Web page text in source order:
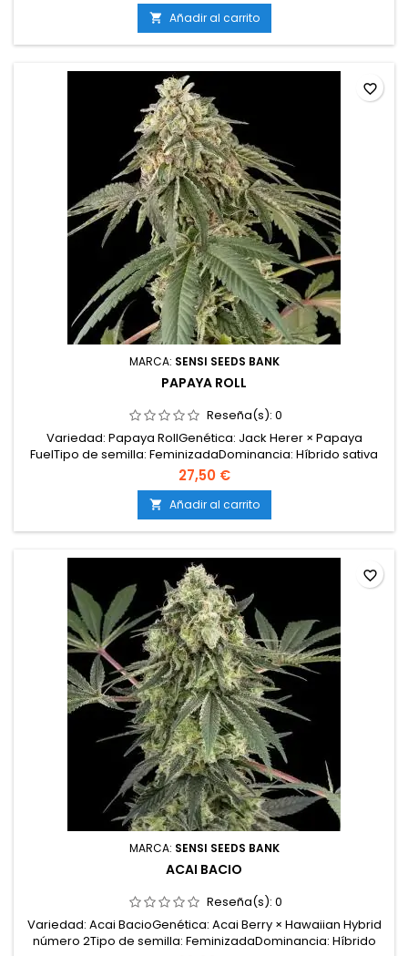
 Añadir al carrito
MARCA: SENSI SEEDS BANK
PAPAYA ROLL
Reseña(s): 0
Variedad: Papaya RollGenética: Jack Herer × Papaya
FuelTipo de semilla: FeminizadaDominancia: Híbrido sativa
60 %Altura: Planta altaFloración: 65–70 díasProducción:
AltaClima: Soleado / MediterráneoMorfología: plantas altas,
vigorosas y bien ramificadasSabor y aroma: canela, vainilla,
pan dulce, fruta tropical, gas suave...
27,50 €
 Añadir al carrito
favorite_border
MARCA: SENSI SEEDS BANK
ACAI BACIO
Reseña(s): 0
Variedad: Acai BacioGenética: Acai Berry × Hawaiian Hybrid
número 2Tipo de semilla: FeminizadaDominancia: Híbrido
favorite_border